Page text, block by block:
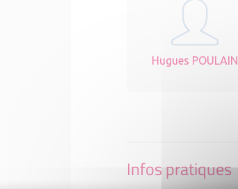
Hugues POULAIN
Infos pratiques